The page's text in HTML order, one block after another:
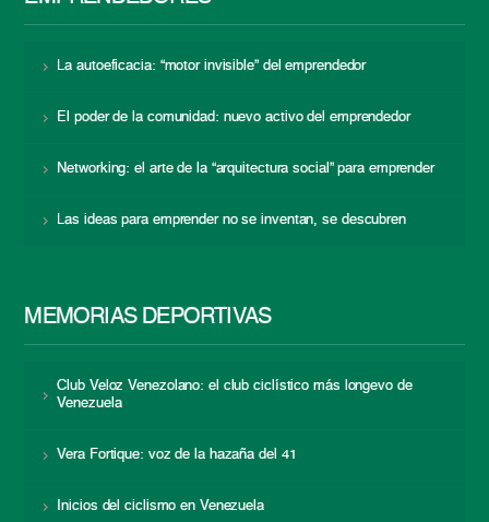
La autoeficacia: “motor invisible” del emprendedor
El poder de la comunidad: nuevo activo del emprendedor
Networking: el arte de la “arquitectura social” para emprender
Las ideas para emprender no se inventan, se descubren
MEMORIAS DEPORTIVAS
Club Veloz Venezolano: el club ciclístico más longevo de
Venezuela
Vera Fortique: voz de la hazaña del 41
Inicios del ciclismo en Venezuela